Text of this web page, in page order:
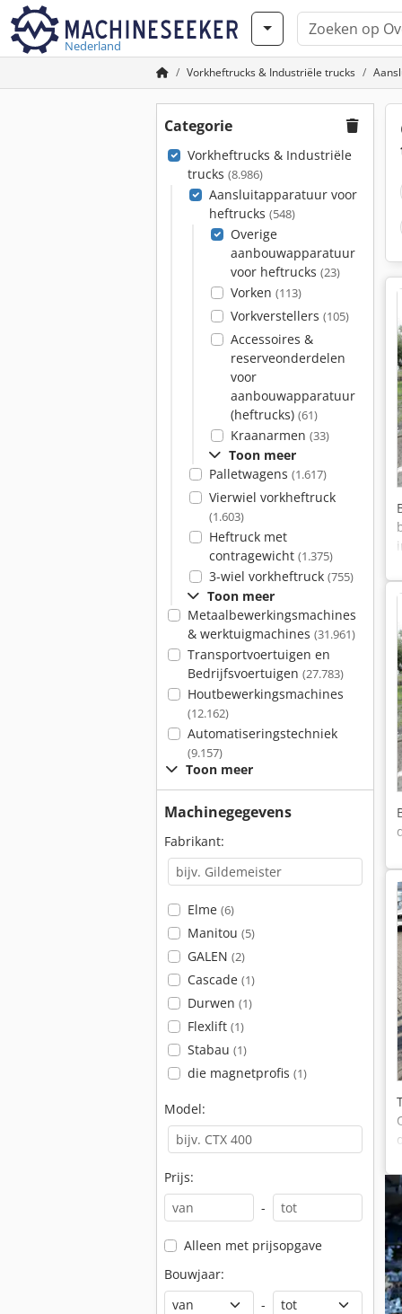
Nederland
Vorkheftrucks & Industriële trucks
Categorie
Vorkheftrucks & Industriële
trucks (8.986)
Aansluitapparatuur voor
heftrucks (548)
Overige
aanbouwapparatuur
voor heftrucks (23)
Vorken (113)
Vorkverstellers (105)
Accessoires &
reserveonderdelen
voor
aanbouwapparatuur
(heftrucks) (61)
Kraanarmen (33)
Toon meer
Palletwagens (1.617)
Vierwiel vorkheftruck
(1.603)
Heftruck met
contragewicht (1.375)
3-wiel vorkheftruck (755)
Toon meer
Metaalbewerkingsmachines
& werktuigmachines (31.961)
Transportvoertuigen en
Bedrijfsvoertuigen (27.783)
Houtbewerkingsmachines
(12.162)
Automatiseringstechniek
(9.157)
Toon meer
Machinegegevens
Fabrikant:
Elme (6)
Manitou (5)
GALEN (2)
Cascade (1)
Durwen (1)
Flexlift (1)
Stabau (1)
die magnetprofis (1)
Model:
Prijs:
-
Alleen met prijsopgave
Bouwjaar:
-